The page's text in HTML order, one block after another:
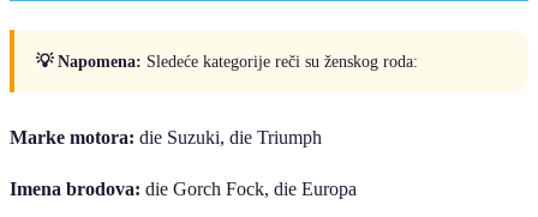
💡 Napomena: Sledeće kategorije reči su ženskog roda:
Marke motora: die Suzuki, die Triumph
Imena brodova: die Gorch Fock, die Europa